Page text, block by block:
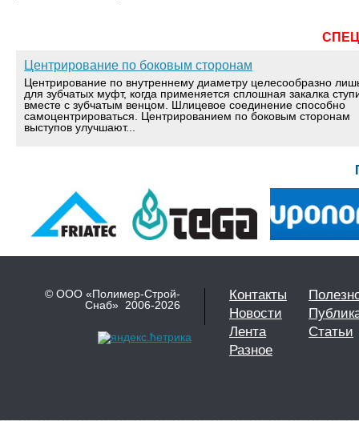
Центрирование по боковым сторонам
Центрирование по внутреннему диаметру целесообразно
для зубчатых муфт, когда применяется сплошная закалка
вместе с зубчатым венцом. Шлицевое соединение способно
самоцентрироваться. Центрированием по боковым сторонам
выступов улучшают...
© ООО «Полимер-Строй-
Снаб» 2006-2026
Контакты
Новости
Лента
Статьи
Разное